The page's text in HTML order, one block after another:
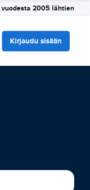
vuodesta 2005 lähtien
Kirjaudu sisään